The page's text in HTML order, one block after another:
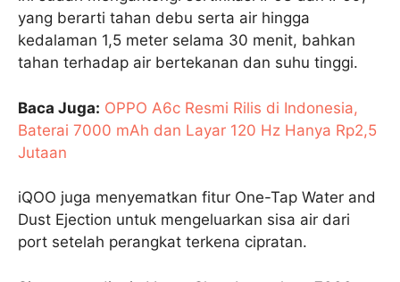
yang berarti tahan debu serta air hingga
kedalaman 1,5 meter selama 30 menit, bahkan
tahan terhadap air bertekanan dan suhu tinggi.
Baca Juga: OPPO A6c Resmi Rilis di Indonesia,
Baterai 7000 mAh dan Layar 120 Hz Hanya Rp2,5
Jutaan
iQOO juga menyematkan fitur One-Tap Water and
Dust Ejection untuk mengeluarkan sisa air dari
port setelah perangkat terkena cipratan.